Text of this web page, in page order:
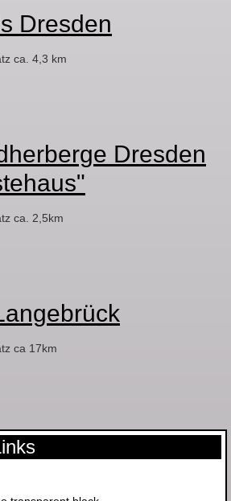
Dresden
ca. 4,3 km
Dresden
ca. 2,5km
ca 17km